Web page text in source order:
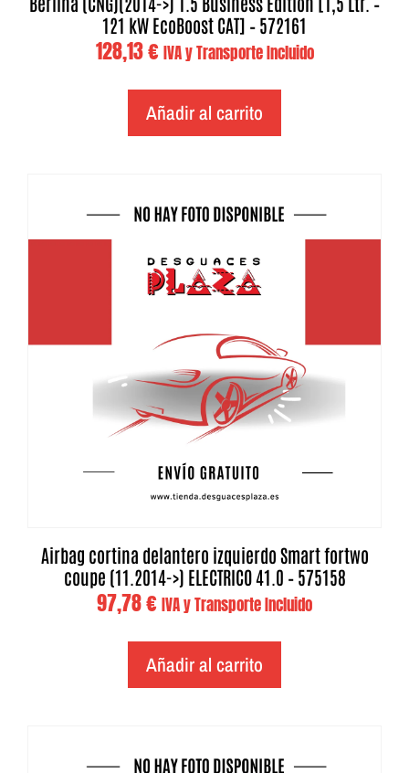
121 kW EcoBoost CAT] – 572161
128,13€ IVA y Transporte Incluido
Añadir al carrito
Airbag cortina delantero izquierdo Smart fortwo
coupe (11.2014->) ELECTRICO 41.0 – 575158
97,78€ IVA y Transporte Incluido
Añadir al carrito